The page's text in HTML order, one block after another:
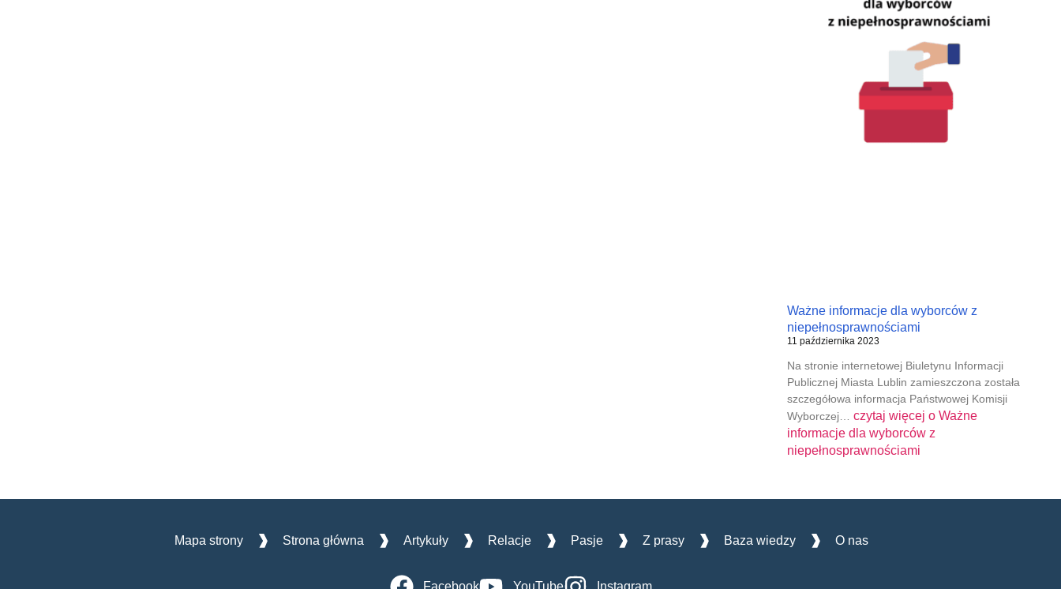
Ważne informacje dla wyborców z
niepełnosprawnościami
11 października 2023
Na stronie internetowej Biuletynu Informacji
Publicznej Miasta Lublin zamieszczona została
szczegółowa informacja Państwowej Komisji
Wyborczej… czytaj więcej oWażne
informacje dla wyborców z
niepełnosprawnościami
Mapa strony Strona główna Artykuły Relacje Pasje Z prasy Baza wiedzy O nas